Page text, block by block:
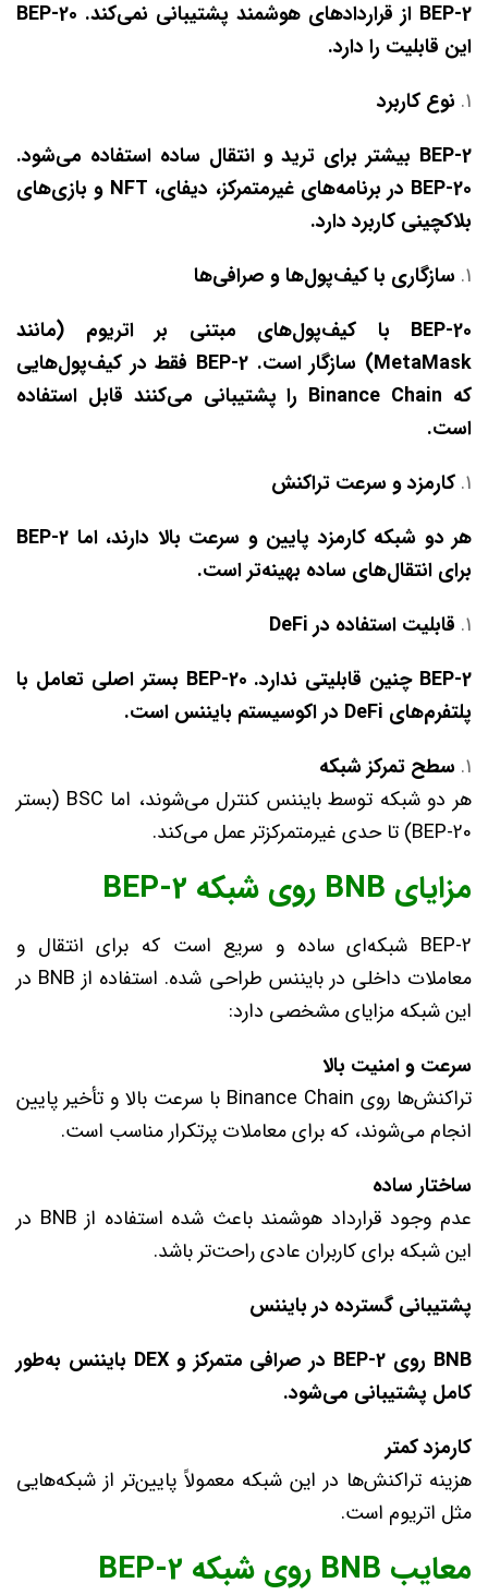
BEP-2 از قراردادهای هوشمند پشتیبانی نمی‌کند.
BEP-20
این قابلیت را دارد.
نوع کاربرد
BEP-2 بیشتر برای ترید و انتقال ساده استفاده می‌شود.
BEP-20 در برنامه‌های غیرمتمرکز، دیفای،
NFT و بازی‌های
بلاکچینی کاربرد دارد.
سازگاری با کیف‌پول‌ها و صرافی‌ها
BEP-20 با کیف‌پول‌های مبتنی بر اتریوم (مانند
MetaMask) سازگار است.
BEP-2 فقط در کیف‌پول‌هایی
که
Binance Chain را پشتیبانی می‌کنند قابل استفاده
است.
کارمزد و سرعت تراکنش
هر دو شبکه کارمزد پایین و سرعت بالا دارند، اما BEP-2
برای انتقال‌های ساده بهینه‌تر است.
قابلیت استفاده در DeFi
BEP-2 چنین قابلیتی ندارد.
BEP-20 بستر اصلی تعامل با
پلتفرم‌های DeFi در اکوسیستم بایننس است.
سطح تمرکز شبکه
هر دو شبکه توسط بایننس کنترل می‌شوند، اما BSC (بستر
BEP-20) تا حدی غیرمتمرکزتر عمل می‌کند.
مزایای BNB روی شبکه BEP-2
BEP-2 شبکه‌ای ساده و سریع است که برای انتقال و
معاملات داخلی در بایننس طراحی شده. استفاده از BNB در
این شبکه مزایای مشخصی دارد:
سرعت و امنیت بالا
تراکنش‌ها روی Binance Chain با سرعت بالا و تأخیر پایین
انجام می‌شوند، که برای معاملات پرتکرار مناسب است.
ساختار ساده
عدم وجود قرارداد هوشمند باعث شده استفاده از BNB در
این شبکه برای کاربران عادی راحت‌تر باشد.
پشتیبانی گسترده در بایننس
BNB روی
BEP-2 در صرافی متمرکز و
DEX بایننس به‌طور
کامل پشتیبانی می‌شود.
کارمزد کمتر
هزینه تراکنش‌ها در این شبکه معمولاً پایین‌تر از شبکه‌هایی
مثل اتریوم است.
معایب BNB روی شبکه BEP-2